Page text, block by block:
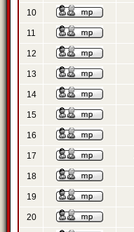
10
11
12
13
14
15
16
17
18
19
20